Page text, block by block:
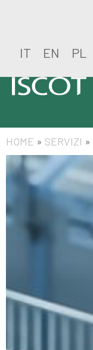
IT EN PL
HOME » SERVIZI »